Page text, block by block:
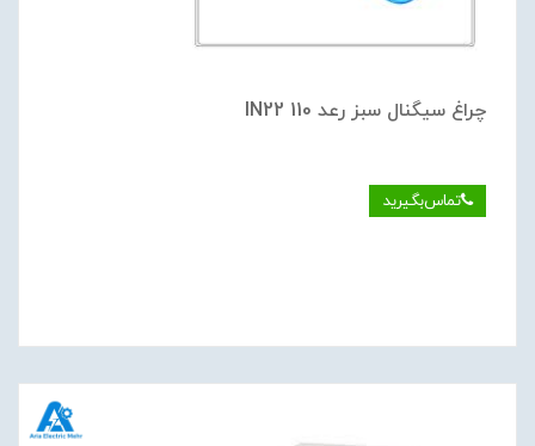
چراغ سيگنال سبز رعد IN22 110
تماس‌بگیرید